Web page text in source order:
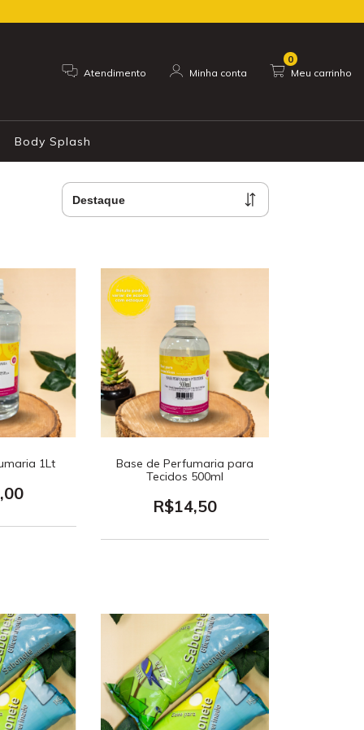
Atendimento Minha conta Meu carrinho
0
Body Splash
1Lt
Base de Perfumaria para
Tecidos 500ml
R$14,50